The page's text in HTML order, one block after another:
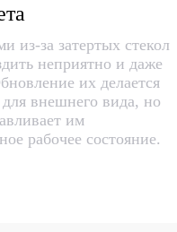
из-за затертых стекол
неприятно и даже
их делается
для внешнего вида, но
им
рабочее состояние.